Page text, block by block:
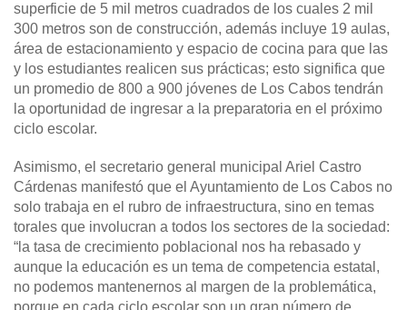
superficie de 5 mil metros cuadrados de los cuales 2 mil
300 metros son de construcción, además incluye 19 aulas,
área de estacionamiento y espacio de cocina para que las
y los estudiantes realicen sus prácticas; esto significa que
un promedio de 800 a 900 jóvenes de Los Cabos tendrán
la oportunidad de ingresar a la preparatoria en el próximo
ciclo escolar.
Asimismo, el secretario general municipal Ariel Castro
Cárdenas manifestó que el Ayuntamiento de Los Cabos no
solo trabaja en el rubro de infraestructura, sino en temas
torales que involucran a todos los sectores de la sociedad:
“la tasa de crecimiento poblacional nos ha rebasado y
aunque la educación es un tema de competencia estatal,
no podemos mantenernos al margen de la problemática,